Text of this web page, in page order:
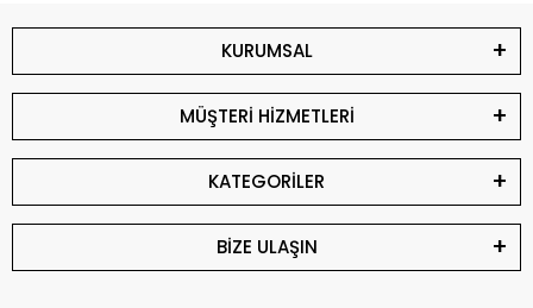
KURUMSAL
MÜŞTERİ HİZMETLERİ
KATEGORİLER
BİZE ULAŞIN